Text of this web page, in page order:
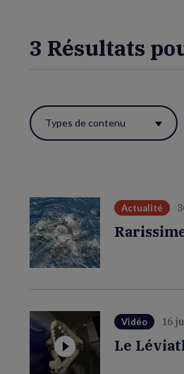
3 Résultats
Utiliser
ces
réactualiser
la
page.
Types de contenu
Actualité
Vidéo 16
Le